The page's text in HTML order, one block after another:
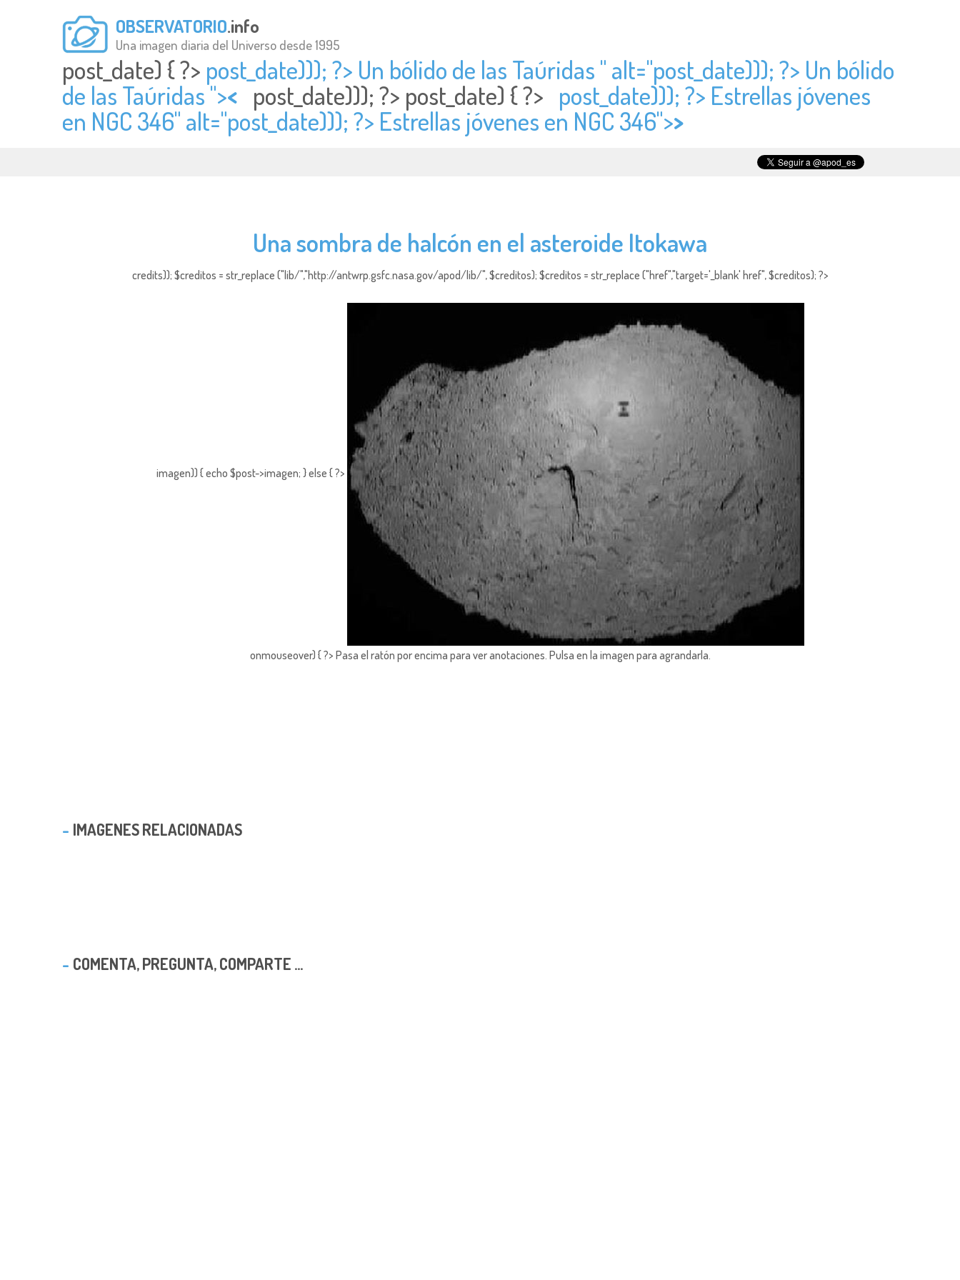
OBSERVATORIO.info
Una imagen diaria del Universo desde 1995
post_date) { ?> post_date))); ?> Un bólido de las Taúridas " alt="post_date))); ?> Un bólido
de las Taúridas ">< post_date))); ?> post_date) { ?> post_date))); ?> Estrellas jóvenes
en NGC 346" alt="post_date))); ?> Estrellas jóvenes en NGC 346">>
Una sombra de halcón en el asteroide Itokawa
credits)); $creditos = str_replace ("lib/","http://antwrp.gsfc.nasa.gov/apod/lib/", $creditos); $creditos = str_replace ("href","target='_blank' href", $creditos); ?>
imagen)) { echo $post->imagen; } else { ?>
onmouseover) { ?> Pasa el ratón por encima para ver anotaciones. Pulsa en la imagen para agrandarla.
IMAGENES RELACIONADAS
COMENTA, PREGUNTA, COMPARTE ...